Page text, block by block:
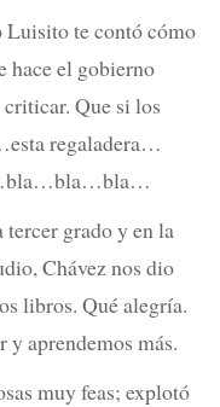
Luisito te contó cómo
hace el gobierno
Que si los
regaladera…
tercer grado y en la
Chávez nos dio
libros. Qué alegría.
aprendemos más.
muy feas; explotó